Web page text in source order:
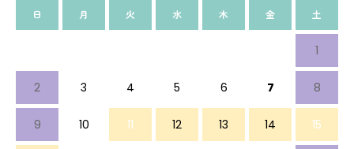
日 月 火 水 木 金 土
1
2 3 4 5 6 7 8
9 10 11 12 13 14 15